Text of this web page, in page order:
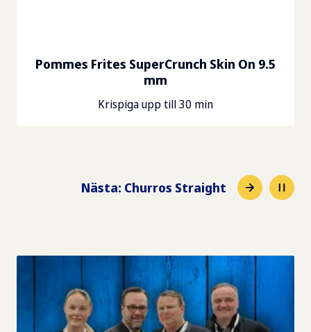
Nästa: Churros Straight
Pommes Frites SuperCrunch Skin On 9.5
mm
Krispiga upp till 30 min